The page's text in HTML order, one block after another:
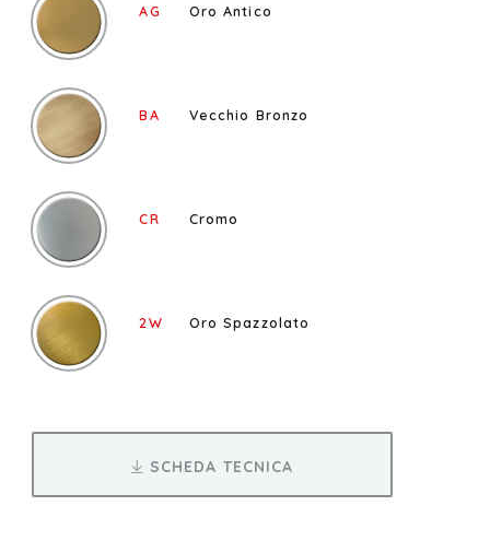
AG Oro Antico
BA Vecchio Bronzo
CR Cromo
2W Oro Spazzolato
SCHEDA TECNICA